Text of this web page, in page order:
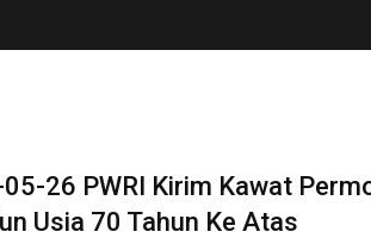
26 PWRI Kirim Kawat
Usia 70 Tahun Ke Atas